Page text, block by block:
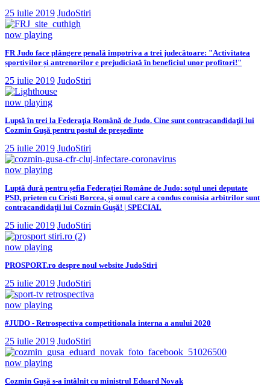
25 iulie 2019 JudoStiri
now playing
FR Judo face plângere penală împotriva a trei judecătoare: "Activitatea
sportivilor și antrenorilor e prejudiciată în beneficiul unor profitori!"
25 iulie 2019 JudoStiri
now playing
Luptă în trei la Federaţia Română de Judo. Cine sunt contracandidaţii lui
Cozmin Guşă pentru postul de preşedinte
25 iulie 2019 JudoStiri
now playing
Luptă dură pentru șefia Federației Române de Judo: soțul unei deputate
PSD, prieten cu Cristi Borcea, și omul care a condus comisia arbitrilor sunt
contracandidații lui Cozmin Gușă! | SPECIAL
25 iulie 2019 JudoStiri
now playing
PROSPORT.ro despre noul website JudoStiri
25 iulie 2019 JudoStiri
now playing
#JUDO - Retrospectiva competitionala interna a anului 2020
25 iulie 2019 JudoStiri
now playing
Cozmin Gușă s-a întâlnit cu ministrul Eduard Novak